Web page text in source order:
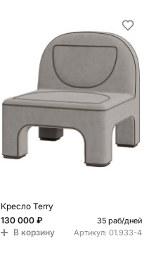
Кресло Terry
130 000 ₽
35 раб/дней
В корзину Артикул: 01.933-4